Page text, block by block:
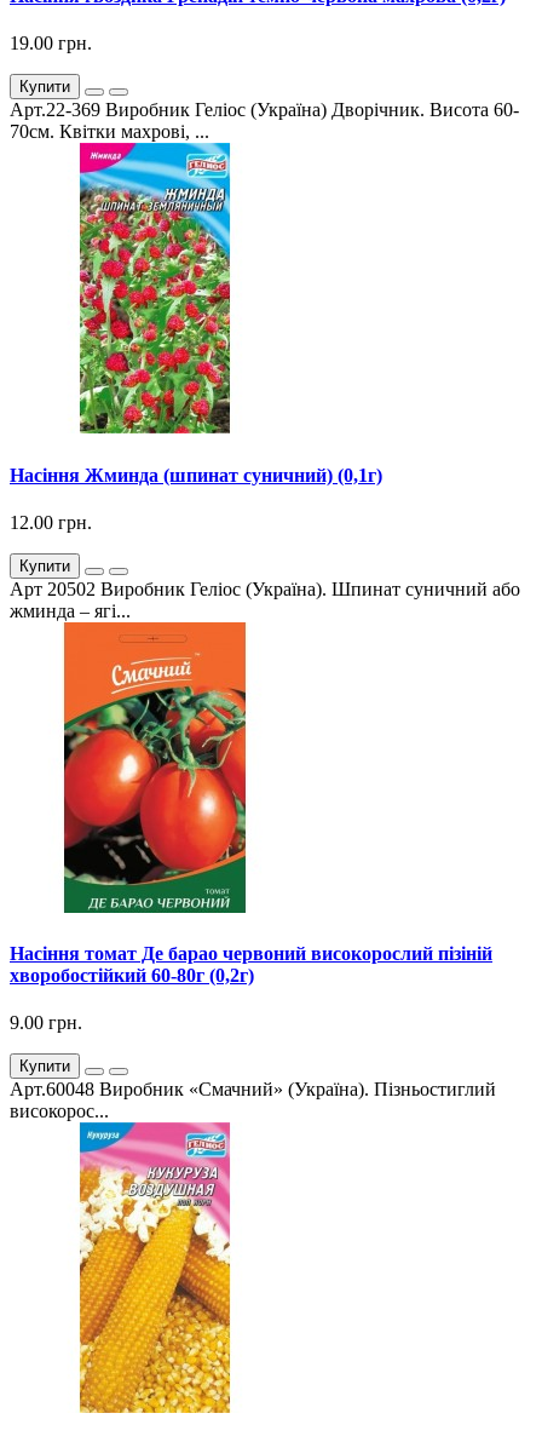
19.00 грн.
Купити
Арт.22-369 Виробник Геліос (Україна) Дворічник. Висота 60-
70см. Квітки махрові, ...
Насіння Жминда (шпинат суничний) (0,1г)
12.00 грн.
Купити
Арт 20502 Виробник Геліос (Україна). Шпинат суничний або
жминда – ягі...
Насіння томат Де барао червоний високорослий пізіній
хворобостійкий 60-80г (0,2г)
9.00 грн.
Купити
Арт.60048 Виробник «Смачний» (Україна). Пізньостиглий
високорос...